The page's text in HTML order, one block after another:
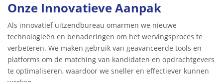
Onze Innovatieve Aanpak
Als innovatief uitzendbureau omarmen we nieuwe
technologieën en benaderingen om het wervingsproces te
verbeteren. We maken gebruik van geavanceerde tools en
platforms om de matching van kandidaten en opdrachtgevers
te optimaliseren, waardoor we sneller en effectiever kunnen